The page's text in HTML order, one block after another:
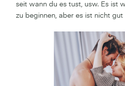
seit wann du es tust, usw. Es ist
zu beginnen, aber es ist nicht